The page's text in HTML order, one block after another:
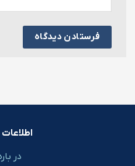
در